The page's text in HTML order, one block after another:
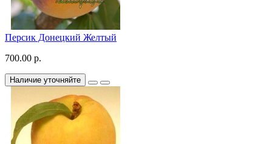
Персик Донецкий Желтый
700.00 р.
Наличие уточняйте